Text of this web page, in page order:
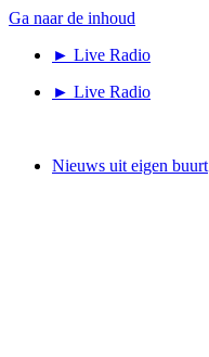
Ga naar de inhoud
► Live Radio
► Live Radio
Nieuws uit eigen buurt